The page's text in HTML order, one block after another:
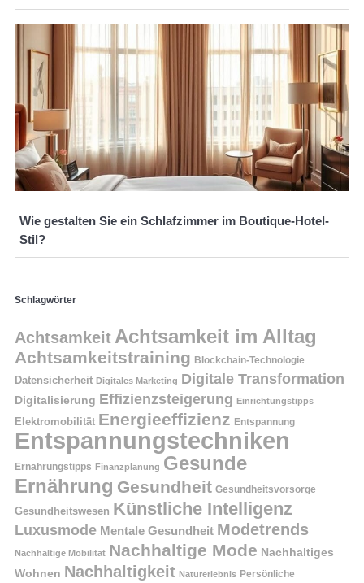
Wie gestalten Sie ein Schlafzimmer im Boutique-Hotel-
Stil?
Schlagwörter
Achtsamkeit Achtsamkeit im Alltag
Achtsamkeitstraining Blockchain-Technologie
Datensicherheit Digitales Marketing Digitale Transformation
Digitalisierung Effizienzsteigerung Einrichtungstipps
Elektromobilität Energieeffizienz Entspannung
Entspannungstechniken
Ernährungstipps Finanzplanung Gesunde
Ernährung Gesundheit Gesundheitsvorsorge
Gesundheitswesen Künstliche Intelligenz
Luxusmode Mentale Gesundheit Modetrends
Nachhaltige Mobilität Nachhaltige Mode Nachhaltiges
Wohnen Nachhaltigkeit Naturerlebnis Persönliche